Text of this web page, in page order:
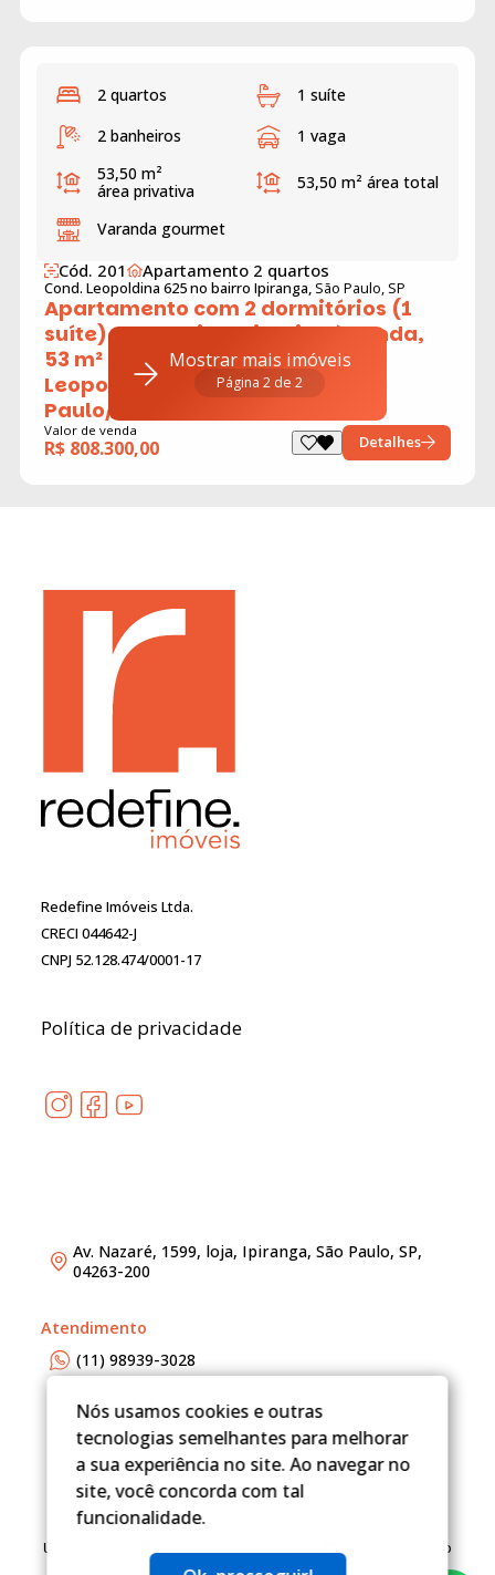
2 quartos
1 suíte
2 banheiros
1 vaga
53,50 m²
área privativa
53,50 m² área total
Varanda gourmet
Cód. 201 Apartamento 2 quartos
Cond. Leopoldina 625 no bairro Ipiranga, São Paulo, SP
Apartamento com 2 dormitórios (1
suíte) + deposito privativo à venda,
53 m² por R$ 808.300 - Rua Dona
Leopoldina, 625 - Ipiranga - São
Paulo/SP
Valor de venda
R$ 808.300,00 Detalhes
Mostrar mais imóveis
Página 2 de 2
Redefine Imóveis Ltda.
CRECI 044642-J
CNPJ 52.128.474/0001-17
Política de privacidade
Av. Nazaré, 1599, loja, Ipiranga, São Paulo, SP,
04263-200
Atendimento
(11) 98939-3028
adm@redefineimoveis.com.br
Um projeto Robustcrm.io
Nós usamos cookies e outras
tecnologias semelhantes para melhorar
a sua experiência no site. Ao navegar no
site, você concorda com tal
funcionalidade.